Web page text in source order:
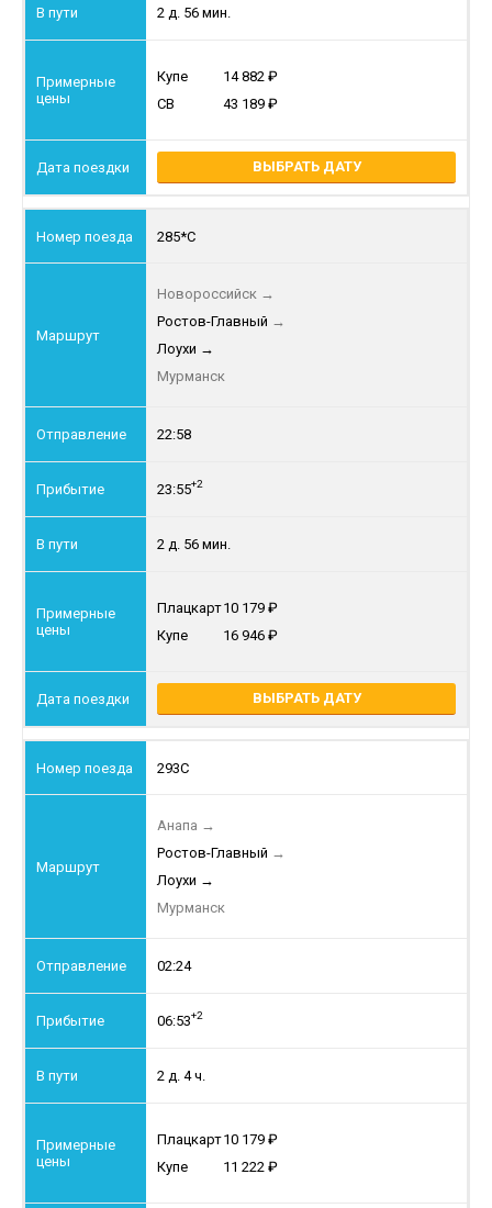
2 д. 56 мин.
Купе
14 882
СВ
43 189
ВЫБРАТЬ ДАТУ
285*С
Новороссийск →
Ростов-Главный →
Лоухи →
Мурманск
22:58
23:55+2
2 д. 56 мин.
Плацкарт10 179
Купе
16 946
ВЫБРАТЬ ДАТУ
293С
Анапа →
Ростов-Главный →
Лоухи →
Мурманск
02:24
06:53+2
2 д. 4 ч.
Плацкарт10 179
Купе
11 222